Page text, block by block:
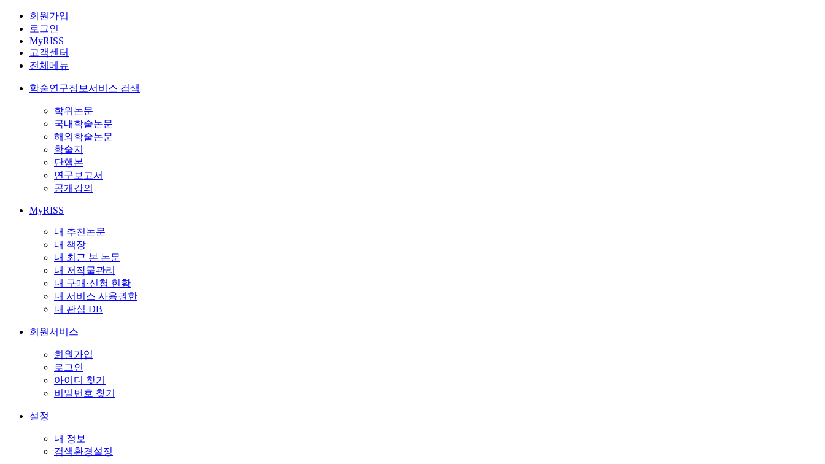
회원가입
로그인
MyRISS
고객센터
전체메뉴
학술연구정보서비스 검색
학위논문
국내학술논문
해외학술논문
학술지
단행본
연구보고서
공개강의
MyRISS
내 추천논문
내 책장
내 최근 본 논문
내 저작물관리
내 구매·신청 현황
내 서비스 사용권한
내 관심 DB
회원서비스
회원가입
로그인
아이디 찾기
비밀번호 찾기
설정
내 정보
검색환경설정